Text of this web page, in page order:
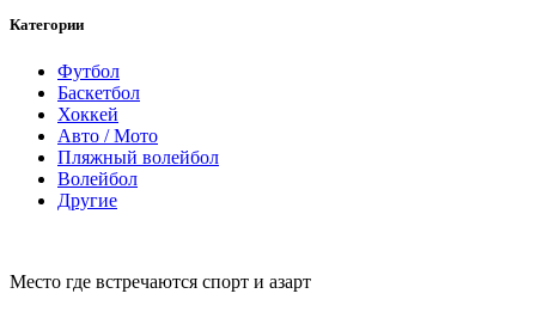
Категории
Футбол
Баскетбол
Хоккей
Авто / Мото
Пляжный волейбол
Волейбол
Другие
Место где встречаются спорт и азарт